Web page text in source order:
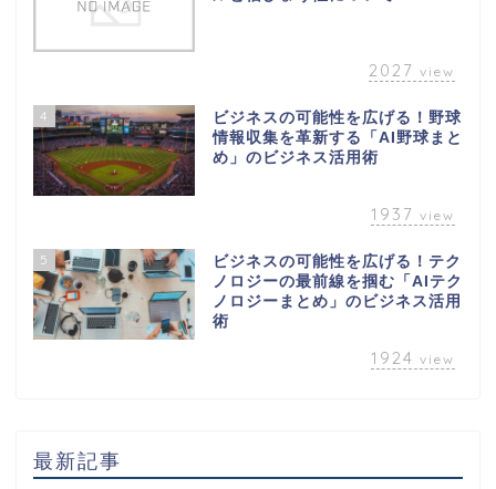
2027 view
4
ビジネスの可能性を広げる！野球
情報収集を革新する「AI野球まと
め」のビジネス活用術
1937 view
5
ビジネスの可能性を広げる！テク
ノロジーの最前線を掴む「AIテク
ノロジーまとめ」のビジネス活用
術
1924 view
最新記事